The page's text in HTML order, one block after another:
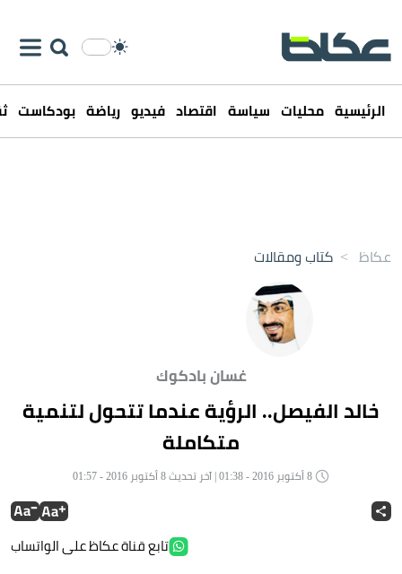
الرئيسية محليات سياسة اقتصاد فيديو رياضة بودكاست
عكاظ > كتاب ومقالات
غسان بادكوك
خالد الفيصل.. الرؤية عندما تتحول لتنمية
متكاملة
تابع قناة عكاظ على الواتساب